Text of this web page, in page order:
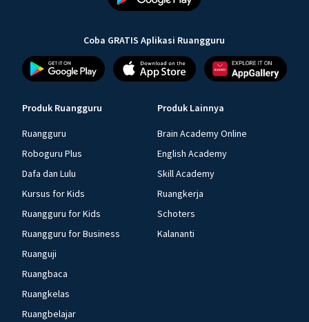
Coba GRATIS Aplikasi Ruangguru
Produk Ruangguru
Ruangguru
Roboguru Plus
Dafa dan Lulu
Kursus for Kids
Ruangguru for Kids
Ruangguru for Business
Ruanguji
Ruangbaca
Ruangkelas
Ruangbelajar
Produk Lainnya
Brain Academy Online
English Academy
Skill Academy
Ruangkerja
Schoters
Kalananti